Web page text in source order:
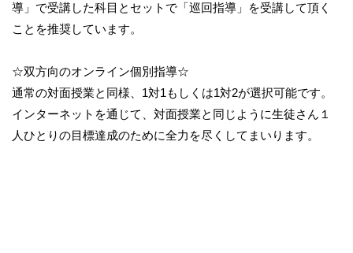
導」で受講した科目とセットで「巡回指導」を受講して頂く
ことを推奨しています。
☆双方向のオンライン個別指導☆
通常の対面授業と同様、1対1もしくは1対2が選択可能です。
インターネットを通じて、対面授業と同じように生徒さん１
人ひとりの目標達成のために全力を尽くしてまいります。